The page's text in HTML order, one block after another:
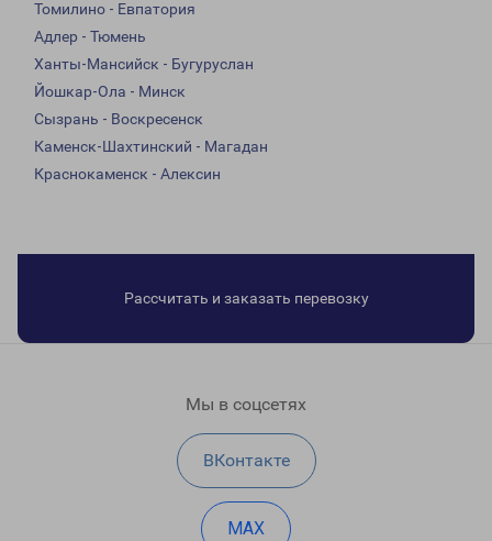
Томилино - Евпатория
Адлер - Тюмень
Ханты-Мансийск - Бугуруслан
Йошкар-Ола - Минск
Сызрань - Воскресенск
Каменск-Шахтинский - Магадан
Краснокаменск - Алексин
Рассчитать и заказать перевозку
Мы в соцсетях
ВКонтакте
MAX